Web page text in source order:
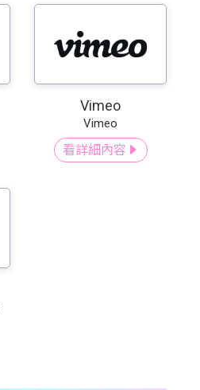
Vimeo
Vimeo
看詳細內容